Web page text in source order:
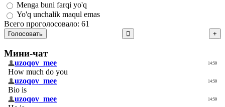
Menga buni farqi yo'q
Yo'q unchalik maqul emas
Всего проголосовало: 61
Голосовать
Мини-чат